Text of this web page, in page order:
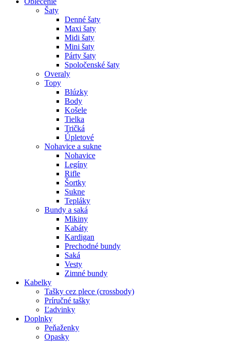
Šaty
Denné šaty
Maxi šaty
Midi šaty
Mini šaty
Párty šaty
Spoločenské šaty
Overaly
Topy
Blúzky
Body
Košele
Tielka
Tričká
Úpletové
Nohavice a sukne
Nohavice
Legíny
Rifle
Šortky
Sukne
Tepláky
Bundy a saká
Mikiny
Kabáty
Kardigan
Prechodné bundy
Saká
Vesty
Zimné bundy
Kabelky
Tašky cez plece (crossbody)
Príručné tašky
Ľadvinky
Doplnky
Peňaženky
Opasky